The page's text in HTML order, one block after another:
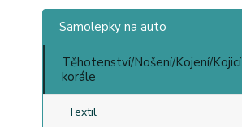
Samolepky na auto
Těhotenství/Nošení/Kojení/Kojicí
korále
Textil